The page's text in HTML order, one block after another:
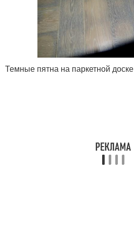
Темные пятна на паркетной доске